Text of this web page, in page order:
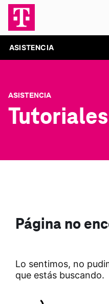
ASISTENCIA
ASISTENCIA
Tutoriales